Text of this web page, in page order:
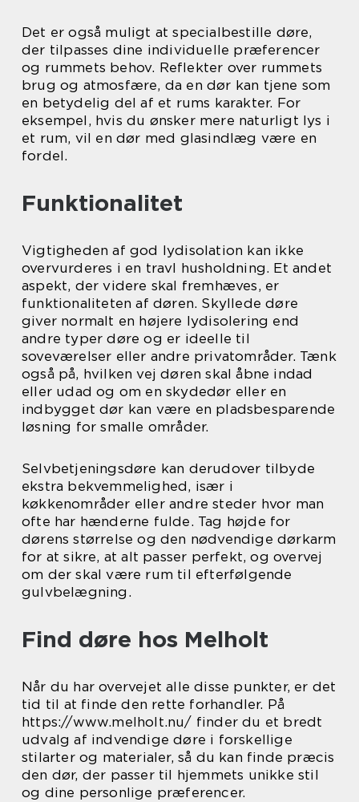
Det er også muligt at specialbestille døre,
der tilpasses dine individuelle præferencer
og rummets behov. Reflekter over rummets
brug og atmosfære, da en dør kan tjene som
en betydelig del af et rums karakter. For
eksempel, hvis du ønsker mere naturligt lys i
et rum, vil en dør med glasindlæg være en
fordel.
Funktionalitet
Vigtigheden af god lydisolation kan ikke
overvurderes i en travl husholdning. Et andet
aspekt, der videre skal fremhæves, er
funktionaliteten af døren. Skyllede døre
giver normalt en højere lydisolering end
andre typer døre og er ideelle til
soveværelser eller andre privatområder. Tænk
også på, hvilken vej døren skal åbne indad
eller udad og om en skydedør eller en
indbygget dør kan være en pladsbesparende
løsning for smalle områder.
Selvbetjeningsdøre kan derudover tilbyde
ekstra bekvemmelighed, især i
køkkenområder eller andre steder hvor man
ofte har hænderne fulde. Tag højde for
dørens størrelse og den nødvendige dørkarm
for at sikre, at alt passer perfekt, og overvej
om der skal være rum til efterfølgende
gulvbelægning.
Find døre hos Melholt
Når du har overvejet alle disse punkter, er det
tid til at finde den rette forhandler. På
https://www.melholt.nu/ finder du et bredt
udvalg af indvendige døre i forskellige
stilarter og materialer, så du kan finde præcis
den dør, der passer til hjemmets unikke stil
og dine personlige præferencer.